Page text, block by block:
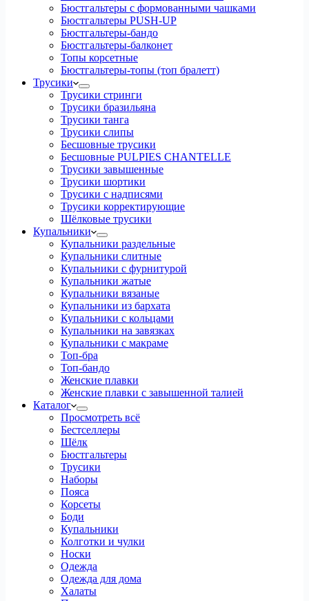
Бюстгальтеры с формованными чашками
Бюстгальтеры PUSH-UP
Бюстгальтеры-бандо
Бюстгальтеры-балконет
Топы корсетные
Бюстгальтеры-топы (топ бралетт)
Трусики
Трусики стринги
Трусики бразильяна
Трусики танга
Трусики слипы
Бесшовные трусики
Бесшовные PULPIES CHANTELLE
Трусики завышенные
Трусики шортики
Трусики с надписями
Трусики корректирующие
Шёлковые трусики
Купальники
Купальники раздельные
Купальники слитные
Купальники с фурнитурой
Купальники жатые
Купальники вязаные
Купальники из бархата
Купальники с кольцами
Купальники на завязках
Купальники с макраме
Топ-бра
Топ-бандо
Женские плавки
Женские плавки с завышенной талией
Каталог
Просмотреть всё
Бестселлеры
Шёлк
Бюстгальтеры
Трусики
Наборы
Пояса
Корсеты
Боди
Купальники
Колготки и чулки
Носки
Одежда
Одежда для дома
Халаты